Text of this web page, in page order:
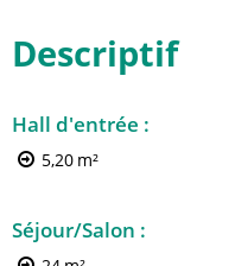
Descriptif
Hall d'entrée :
5,20 m²
Séjour/Salon :